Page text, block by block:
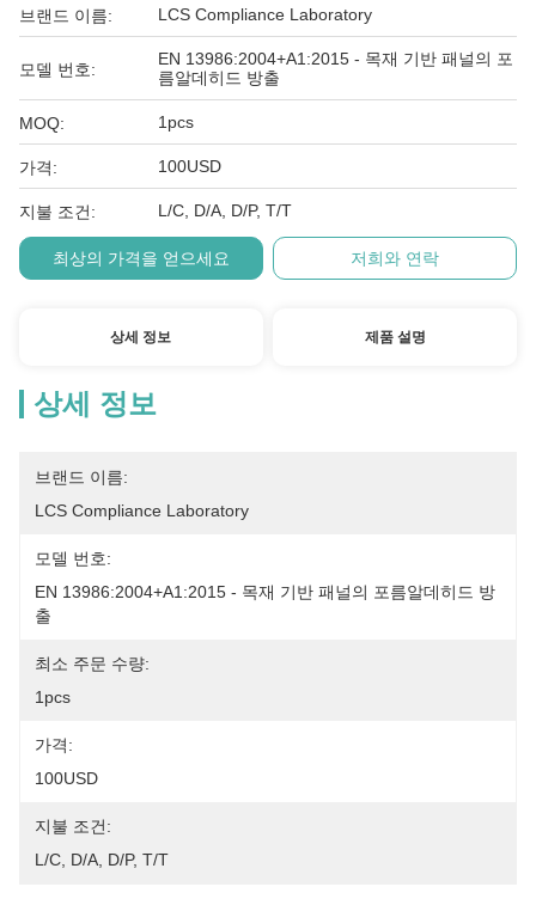
브랜드 이름: LCS Compliance Laboratory
모델 번호:
EN 13986:2004+A1:2015 - 목재 기반 패널의 포
름알데히드 방출
MOQ: 1pcs
가격: 100USD
지불 조건: L/C, D/A, D/P, T/T
최상의 가격을 얻으세요 저희와 연락
상세 정보 제품 설명
상세 정보
브랜드 이름:
LCS Compliance Laboratory
모델 번호:
EN 13986:2004+A1:2015 - 목재 기반 패널의 포름알데히드 방
출
최소 주문 수량:
1pcs
가격:
100USD
지불 조건:
L/C, D/A, D/P, T/T